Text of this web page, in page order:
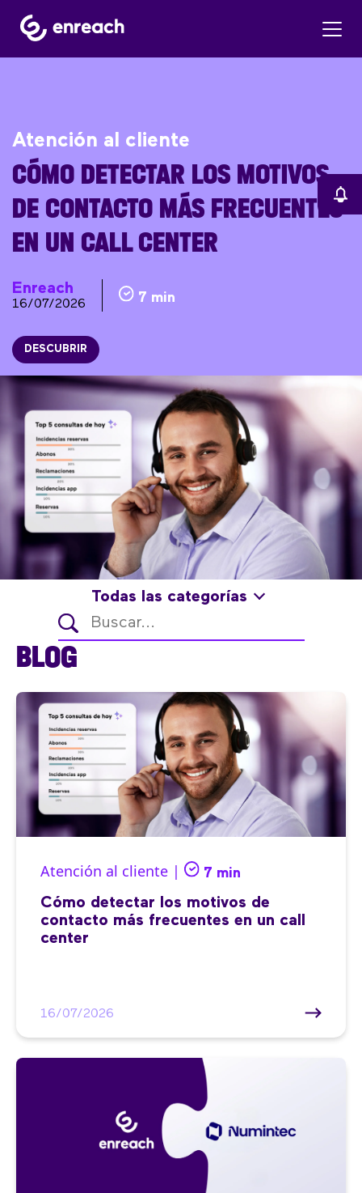
Atención al cliente
CÓMO DETECTAR LOS MOTIVOS
DE CONTACTO MÁS FRECUENTES
EN UN CALL CENTER
Enreach
16/07/2026 7 min
DESCUBRIR
Todas las categorías
BLOG
Atención al cliente | 7 min
Cómo detectar los motivos de
contacto más frecuentes en un call
center
16/07/2026